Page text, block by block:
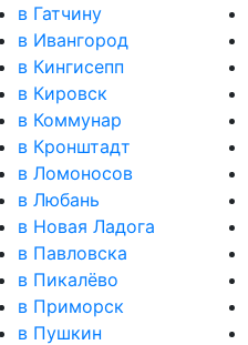
в Гатчину
в Ивангород
в Кингисепп
в Кировск
в Коммунар
в Кронштадт
в Ломоносов
в Любань
в Новая Ладога
в Павловска
в Пикалёво
в Приморск
в Пушкин